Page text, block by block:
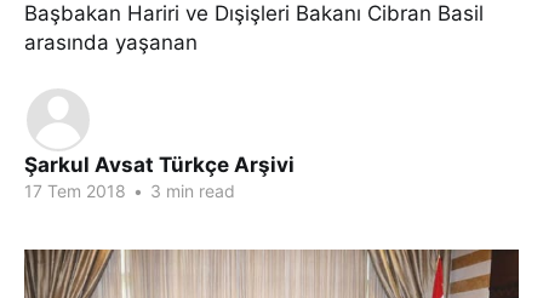
Başbakan Hariri ve Dışişleri Bakanı Cibran Basil
arasında yaşanan
Şarkul Avsat Türkçe Arşivi
17 Tem 2018 • 3 min read